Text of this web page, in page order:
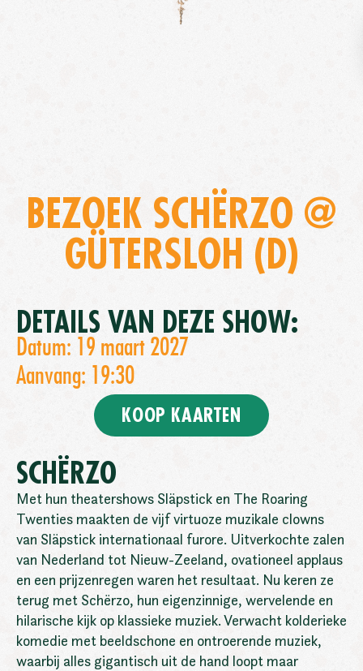
BEZOEK SCHËRZO @
GÜTERSLOH (D)
DETAILS VAN DEZE SHOW:
Datum: 19 maart 2027
Aanvang: 19:30
KOOP KAARTEN
SCHËRZO
Met hun theatershows Släpstick en The Roaring
Twenties maakten de vijf virtuoze muzikale clowns
van Släpstick internationaal furore. Uitverkochte zalen
van Nederland tot Nieuw-Zeeland, ovationeel applaus
en een prijzenregen waren het resultaat. Nu keren ze
terug met Schërzo, hun eigenzinnige, wervelende en
hilarische kijk op klassieke muziek. Verwacht kolderieke
komedie met beeldschone en ontroerende muziek,
waarbij alles gigantisch uit de hand loopt maar